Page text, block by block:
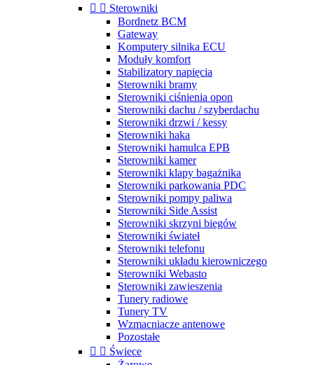
  Sterowniki
Bordnetz BCM
Gateway
Komputery silnika ECU
Moduły komfort
Stabilizatory napięcia
Sterowniki bramy
Sterowniki ciśnienia opon
Sterowniki dachu / szyberdachu
Sterowniki drzwi / kessy
Sterowniki haka
Sterowniki hamulca EPB
Sterowniki kamer
Sterowniki klapy bagażnika
Sterowniki parkowania PDC
Sterowniki pompy paliwa
Sterowniki Side Assist
Sterowniki skrzyni biegów
Sterowniki świateł
Sterowniki telefonu
Sterowniki układu kierowniczego
Sterowniki Webasto
Sterowniki zawieszenia
Tunery radiowe
Tunery TV
Wzmacniacze antenowe
Pozostałe
  Świece